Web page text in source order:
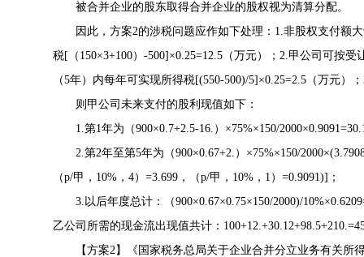
被合并企业的股东取得合并企业的股权视为清算分配。
因此，方案2的涉税问题应作如下处理：1.非股权支付额大
税[（150×3+100）-500]×0.25=12.5（万元）；2.甲公司可按
（5年）内每年可实现所得税[(550-500)/5]×0.25=2.5（万元）
则甲公司未来支付的股利现值如下：
1.第1年为（900×0.7+2.5-16.）×75%×150/
2.第2年至第5年为（900×0.67+2.）×75%×150/
（p/甲，10%，4）=3.699，（p/甲，10%，1）=0.9091)]；
3.以后年度总计：（900×0.67×0.75×150/2000)/
乙公司所需的现金流出现值共计：
【方案2】《国家税务总局关于企业合并分立业务有关所